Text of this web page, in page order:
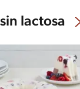
lactosa